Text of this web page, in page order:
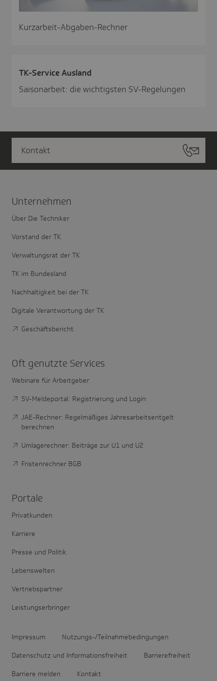
Kurzarbeit-Abgaben-Rechner
TK-Service Ausland
Saisonarbeit: die wichtigsten SV-Regelungen
Kontakt
Unter­nehmen
Über Die Techniker
Vorstand der TK
Verwaltungsrat der TK
TK im Bundesland
Nachhaltigkeit bei der TK
Digitale Verantwortung der TK
Geschäftsbericht
Oft genutzte Services
Webinare für Arbeitgeber
SV-Meldeportal: Registrierung und Login
JAE-Rechner: Regelmäßiges Jahresarbeitsentgelt
berechnen
Umlagerechner: Beiträge zur U1 und U2
Fristenrechner BGB
Portale
Privatkunden
Karriere
Presse und Politik
Lebenswelten
Vertriebspartner
Leistungserbringer
Impressum Nutzungs-/Teilnahmebedingungen
Datenschutz und Informationsfreiheit Barrierefreiheit
Barriere melden Kontakt